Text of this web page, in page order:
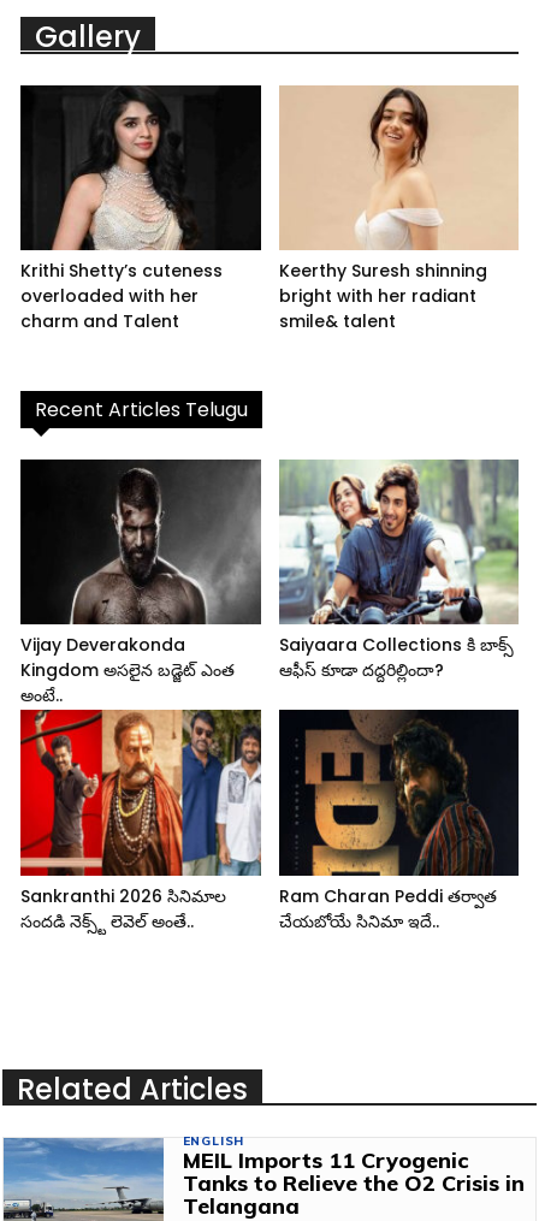
Gallery
Krithi Shetty’s cuteness
overloaded with her
charm and Talent
Keerthy Suresh shinning
bright with her radiant
smile& talent
Recent Articles Telugu
Vijay Deverakonda
Kingdom అసలైన బడ్జెట్ ఎంత
అంటే..
Saiyaara Collections కి బాక్స్
ఆఫీస్ కూడా దద్దరిల్లిందా?
Sankranthi 2026 సినిమాల
సందడి నెక్స్ట్ లెవెల్ అంతే..
Ram Charan Peddi తర్వాత
చేయబోయే సినిమా ఇదే..
Related Articles
ENGLISH
MEIL Imports 11 Cryogenic
Tanks to Relieve the O2 Crisis in
Telangana